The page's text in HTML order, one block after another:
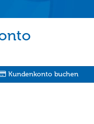
Kundenkonto buchen